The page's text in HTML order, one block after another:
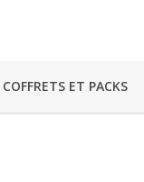
COFFRETS ET PACKS